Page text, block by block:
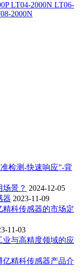
LT04-2000N LT06-
2000N
检测-快速响应”-背
景？ 2024-12-05
器 2023-11-09
科传感器的市场定
11-03
与高精度领域的应
精科传感器产品介